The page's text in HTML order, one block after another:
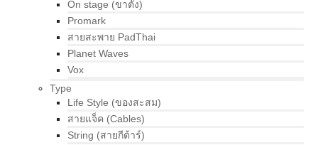
On stage (ขาตั้ง)
Promark
สายสะพาย PadThai
Planet Waves
Vox
Type
Life Style (ของสะสม)
สายแจ็ค (Cables)
String (สายกีต้าร์)